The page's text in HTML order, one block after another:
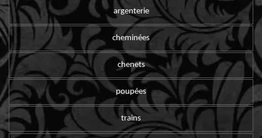
argenterie
cheminées
chenets
poupées
trains